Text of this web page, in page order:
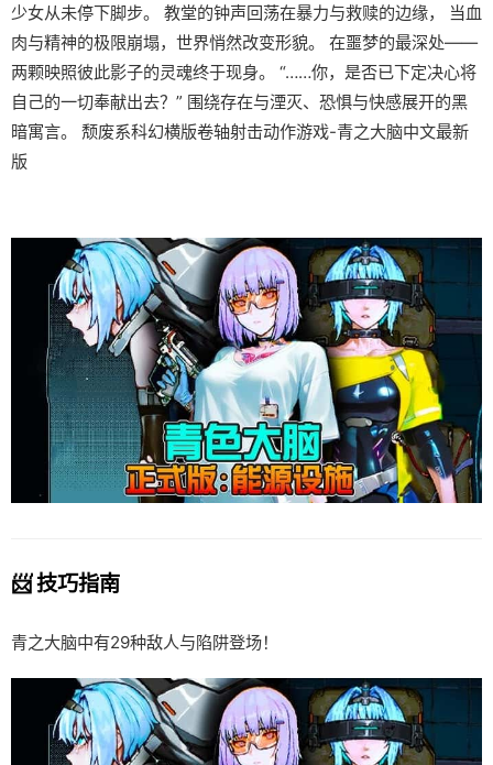
少女从未停下脚步。 教堂的钟声回荡在暴力与救赎的边缘， 当血
肉与精神的极限崩塌，世界悄然改变形貌。 在噩梦的最深处——
两颗映照彼此影子的灵魂终于现身。 “……你，是否已下定决心将
自己的一切奉献出去？” 围绕存在与湮灭、恐惧与快感展开的黑
暗寓言。 颓废系科幻横版卷轴射击动作游戏-青之大脑中文最新
版
📨 技巧指南
青之大脑中有29种敌人与陷阱登场！